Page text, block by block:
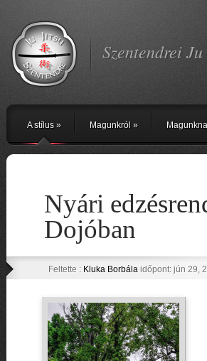
Szentendrei
A stílus» Magunkról »
Nyári
Dojóban
Feltette : Kluka Borbálaidőpont: jún 29,